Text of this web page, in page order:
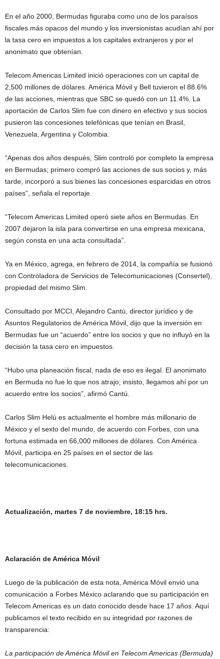
En el año 2000, Bermudas figuraba como uno de los paraísos
fiscales más opacos del mundo y los inversionistas acudían ahí por
la tasa cero en impuestos a los capitales extranjeros y por el
anonimato que obtenían.
Telecom Americas Limited inició operaciones con un capital de
2,500 millones de dólares. América Móvil y Bell tuvieron el 88.6%
de las acciones, mientras que SBC se quedó con un 11.4%. La
aportación de Carlos Slim fue con dinero en efectivo y sus socios
pusieron las concesiones telefónicas que tenían en Brasil,
Venezuela, Argentina y Colombia.
“Apenas dos años después, Slim controló por completo la empresa
en Bermudas; primero compró las acciones de sus socios y, más
tarde, incorporó a sus bienes las concesiones esparcidas en otros
países”, señala el reportaje.
“Telecom Americas Limited operó siete años en Bermudas. En
2007 dejaron la isla para convertirse en una empresa mexicana,
según consta en una acta consultada”.
Ya en México, agrega, en febrero de 2014, la compañía se fusionó
con Controladora de Servicios de Telecomunicaciones (Consertel),
propiedad del mismo Slim.
Consultado por MCCI, Alejandro Cantú, director jurídico y de
Asuntos Regulatorios de América Móvil, dijo que la inversión en
Bermudas fue un “acuerdo” entre los socios y que no influyó en la
decisión la tasa cero en impuestos.
“Hubo una planeación fiscal, nada de eso es ilegal. El anonimato
en Bermuda no fue lo que nos atrajo; insisto, llegamos ahí por un
acuerdo entre los socios”, afirmó Cantú.
Carlos Slim Helú es actualmente el hombre más millonario de
México y el sexto del mundo, de acuerdo con Forbes, con una
fortuna estimada en 66,000 millones de dólares. Con América
Móvil, participa en 25 países en el sector de las
telecomunicaciones.
Actualización, martes 7 de noviembre, 18:15 hrs.
Aclaración de América Móvil
Luego de la publicación de esta nota, América Móvil envió una
comunicación a Forbes México aclarando que su participación en
Telecom Americas es un dato conocido desde hace 17 años. Aquí
publicamos el texto recibido en su integridad por razones de
transparencia:
La participación de América Móvil en Telecom Americas (Bermuda)